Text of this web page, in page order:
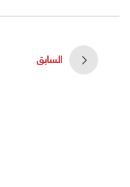
الأبيض.
السابق